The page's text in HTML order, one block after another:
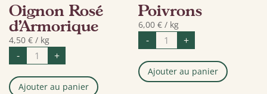
Oignon Rosé
d’Armorique
4,50 € / kg
- quantité
Oignon
Rosé
d’Armorique
+
Ajouter au panier
Poivrons
6,00€ / kg
- quantité
Poivrons
+
Ajouter au panier